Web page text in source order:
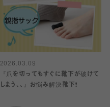
2026.03.09
『爪を切ってもすぐに靴下が破けて
しまう、、』お悩み解決靴下❗️